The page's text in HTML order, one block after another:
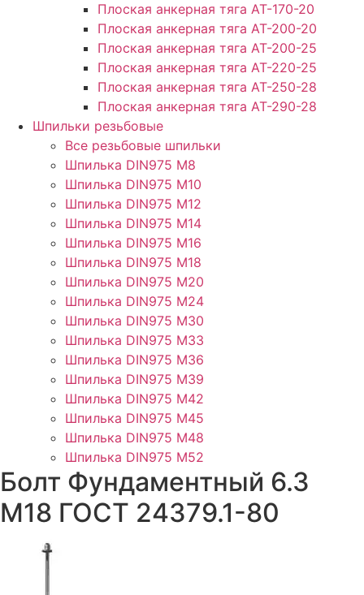
Плоская анкерная тяга АТ-170-20
Плоская анкерная тяга АТ-200-20
Плоская анкерная тяга АТ-200-25
Плоская анкерная тяга АТ-220-25
Плоская анкерная тяга АТ-250-28
Плоская анкерная тяга АТ-290-28
Шпильки резьбовые
Все резьбовые шпильки
Шпилька DIN975 М8
Шпилька DIN975 М10
Шпилька DIN975 М12
Шпилька DIN975 М14
Шпилька DIN975 М16
Шпилька DIN975 М18
Шпилька DIN975 М20
Шпилька DIN975 М24
Шпилька DIN975 М30
Шпилька DIN975 М33
Шпилька DIN975 М36
Шпилька DIN975 М39
Шпилька DIN975 М42
Шпилька DIN975 М45
Шпилька DIN975 М48
Шпилька DIN975 М52
Болт Фундаментный 6.3
М18 ГОСТ 24379.1-80